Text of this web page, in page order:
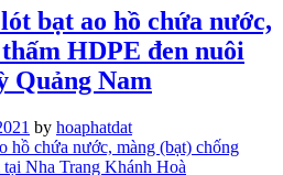
bạt ao hồ chứa nước,
HDPE đen nuôi
Quảng Nam
by hoaphatdat